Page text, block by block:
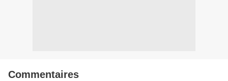
Commentaires